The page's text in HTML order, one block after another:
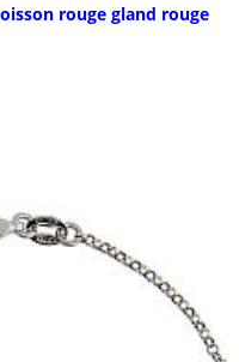
rouge gland rouge